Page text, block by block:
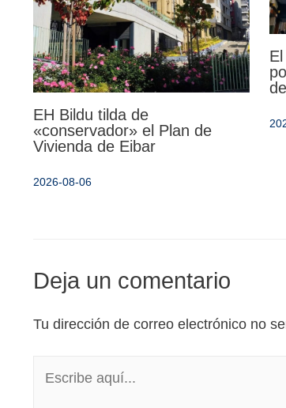
EH Bildu tilda de
«conservador» el Plan de
Vivienda de Eibar
2026-08-06
Deja un comentario
Tu dirección de correo electrónico no